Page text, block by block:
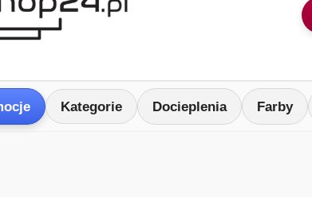
Kategorie Docieplenia Farby